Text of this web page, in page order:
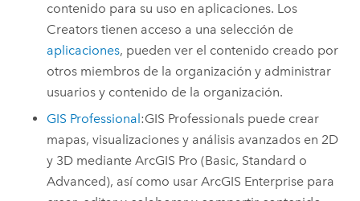
contenido para su uso en aplicaciones. Los
Creators tienen acceso a una selección de
aplicaciones, pueden ver el contenido creado por
otros miembros de la organización y administrar
usuarios y contenido de la organización.
GIS Professional:GIS Professionals puede crear
mapas, visualizaciones y análisis avanzados en 2D
y 3D medianteArcGIS Pro (Basic, Standard o
Advanced), así como usarArcGIS Enterprise para